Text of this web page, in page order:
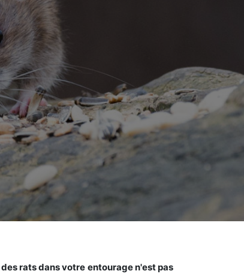
des rats dans votre entourage n'est pas